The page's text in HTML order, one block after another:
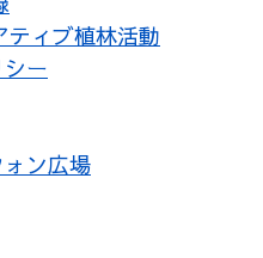
ティブ植林活動
ー
ン広場